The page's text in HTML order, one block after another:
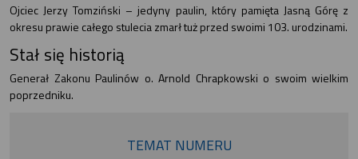
Ojciec Jerzy Tomziński – jedyny paulin, który pamięta Jasną Górę z
okresu prawie całego stulecia zmarł tuż przed swoimi 103. urodzinami.
Stał się historią
Generał Zakonu Paulinów o. Arnold Chrapkowski o swoim wielkim
poprzedniku.
TEMAT NUMERU